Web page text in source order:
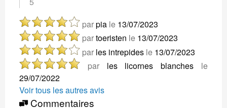
parpia le 13/07/2023
partoeristen le 13/07/2023
par les intrepides le 13/07/2023
par les licornes blanches le
29/07/2022
Voir tous les autres avis
Commentaires